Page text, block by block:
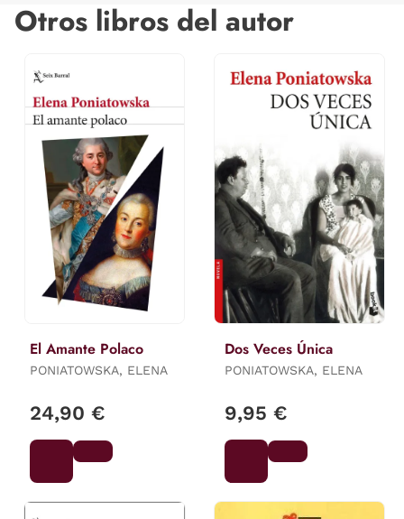
Otros libros del autor
El Amante Polaco
PONIATOWSKA, ELENA
24,90 €
Dos Veces Única
PONIATOWSKA, ELENA
9,95 €